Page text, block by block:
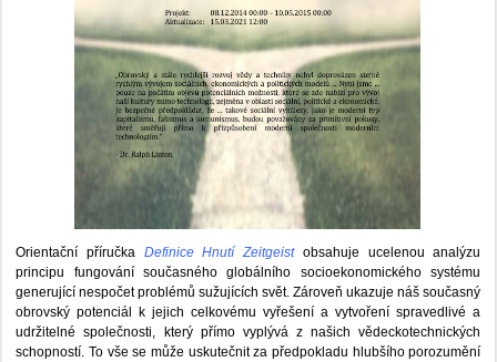
Orientační příručka Definice Hnutí Zeitgeistobsahuje ucelenou analýzu
principu fungování současného globálního socioekonomického systému
generující nespočet problémů sužujících svět. Zároveň ukazuje náš současný
obrovský potenciál k jejich celkovému vyřešení a vytvoření spravedlivé a
udržitelné společnosti, který přímo vyplývá z našich vědeckotechnických
schopností. To vše se může uskutečnit za předpokladu hlubšího porozumění